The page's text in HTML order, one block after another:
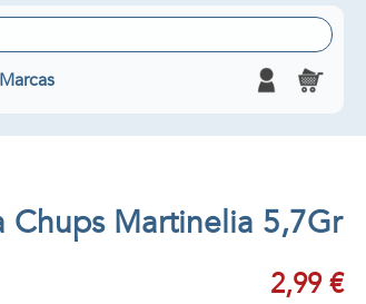
Marcas
Chups Martinelia 5,7Gr
2,99 €